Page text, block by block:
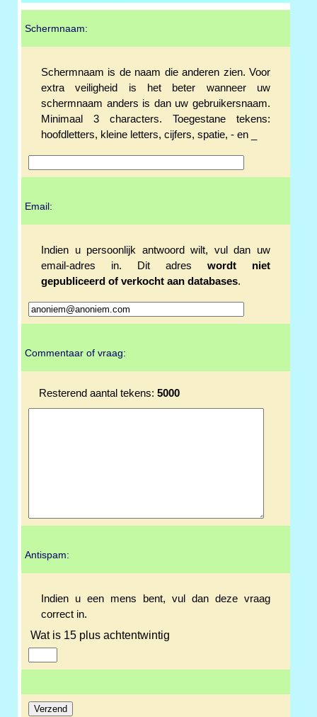
Schermnaam:
Schermnaam is de naam die anderen zien. Voor
extra veiligheid is het beter wanneer uw
schermnaam anders is dan uw gebruikersnaam.
Minimaal 3 characters. Toegestane tekens:
hoofdletters, kleine letters, cijfers, spatie, - en _
Email:
Indien u persoonlijk antwoord wilt, vul dan uw
email-adres in. Dit adres wordt niet
gepubliceerd of verkocht aan databases.
Commentaar of vraag:
Resterend aantal tekens: 5000
Antispam:
Indien u een mens bent, vul dan deze vraag
correct in.
Wat is 15 plus achtentwintig